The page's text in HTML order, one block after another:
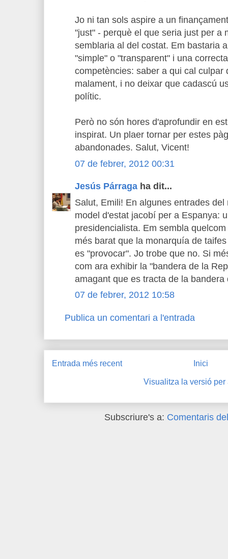
Jo ni tan sols aspire a un
"just" - perquè el que seria just per a
semblaria al del costat. Em bastaria
"simple" o "transparent" i una
competències: saber a qui cal culpar
malament, i no deixar que cadascú
polític.
Però no són hores d'aprofundir en
inspirat. Un plaer tornar per estes
abandonades. Salut, Vicent!
07 de febrer, 2012 00:31
Jesús Párraga ha dit...
Salut, Emili! En algunes entrades
model d'estat jacobí per a Espanya:
presidencialista. Em sembla
més barat que la monarquía de
es "provocar". Jo trobe que no. Si
com ara exhibir la "bandera de la
amagant que es tracta de la bandera
07 de febrer, 2012 10:58
Publica un comentari a l'entrada
Entrada més recent Inici
Visualitza la versió per
Subscriure's a: Comentaris